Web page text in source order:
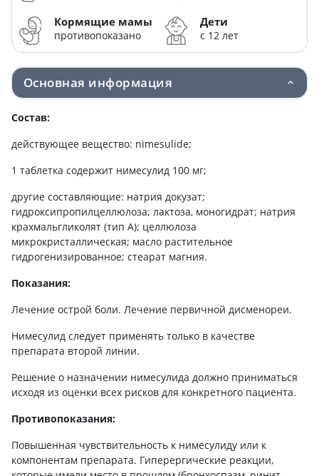
Кормящие мамы
противопоказано
Дети
с 12 лет
Основная информация
Состав:
действующее вещество: nimesulide;
1 таблетка содержит нимесулид 100 мг;
другие составляющие: натрия докузат;
гидроксипропилцеллюлоза; лактоза, моногидрат; натрия
крахмальгликолят (тип А); целлюлоза
микрокристаллическая; масло растительное
гидрогенизированное; стеарат магния.
Показания:
Лечение острой боли. Лечение первичной дисменореи.
Нимесулид следует применять только в качестве
препарата второй линии.
Решение о назначении нимесулида должно приниматься
исходя из оценки всех рисков для конкретного пациента.
Противопоказания:
Повышенная чувствительность к нимесулиду или к
компонентам препарата. Гиперергические реакции,